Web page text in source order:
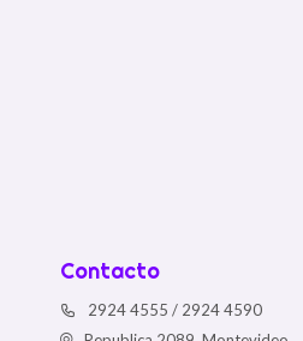
Contacto
2924 4555 / 2924 4590